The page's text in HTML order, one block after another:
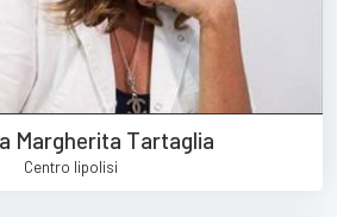
Margherita Tartaglia
Centro lipolisi